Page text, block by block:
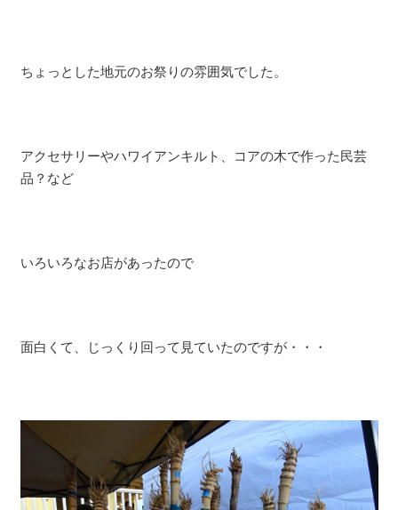
ちょっとした地元のお祭りの雰囲気でした。
アクセサリーやハワイアンキルト、コアの木で作った民芸
品？など
いろいろなお店があったので
面白くて、じっくり回って見ていたのですが・・・